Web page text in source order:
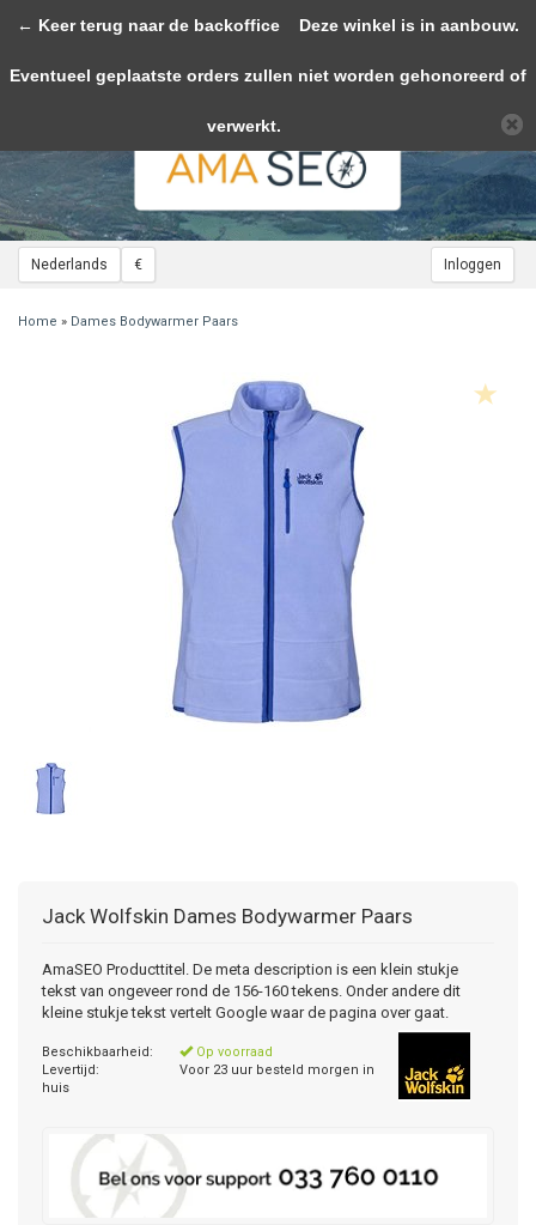
Nederlands € Inloggen
Toggle
Home » Dames Bodywarmer Paars
Jack Wolfskin Dames Bodywarmer Paars
AmaSEO Producttitel. De meta description is een klein stukje
tekst van ongeveer rond de 156-160 tekens. Onder andere dit
kleine stukje tekst vertelt Google waar de pagina over gaat.
Beschikbaarheid:
Op voorraad
Levertijd:
Voor 23 uur besteld morgen in
huis
Wij slaan cookies op om onze website te verbeteren. Is dat akkoord?
Ja
← Keer terug naar de backoffice Deze winkel is in aanbouw.
Eventueel geplaatste orders zullen niet worden gehonoreerd of
verwerkt.